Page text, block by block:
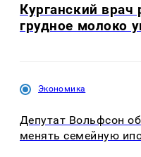
Курганский врач
грудное молоко
Экономика
Депутат Вольфсон
менять семейную